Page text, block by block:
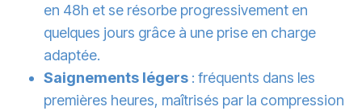
en 48h et se résorbe progressivement en
quelques jours grâce à une prise en charge
adaptée.
Saignements légers : fréquents dans les
premières heures, maîtrisés par la compression